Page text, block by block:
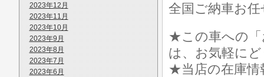
2023年12月
2023年11月
2023年10月
2023年9月
2023年8月
2023年7月
2023年6月
全国ご納車お
★この車への「
は、お気軽に
★当店の在庫情